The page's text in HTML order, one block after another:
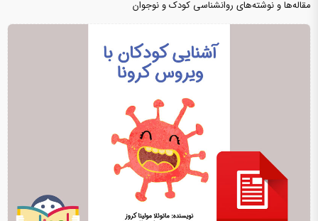
مقاله‌ها و نوشته‌های روانشناسی کودک و نوجوان